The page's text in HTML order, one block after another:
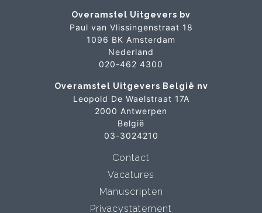
Overamstel Uitgevers bv
Paul van Vlissingenstraat 18
1096 BK Amsterdam
Nederland
020-462 4300
Overamstel Uitgevers België nv
Leopold De Waelstraat 17A
2000 Antwerpen
België
03-3024210
Contact
Vacatures
Manuscripten
Privacystatement